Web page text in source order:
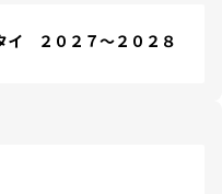
２０２７～２０２８